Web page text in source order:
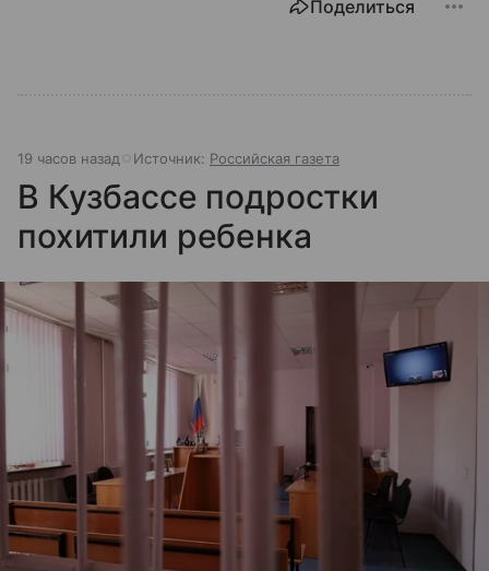
Поделиться
19 часов назад Источник: Российская газета
В Кузбассе подростки
похитили ребенка